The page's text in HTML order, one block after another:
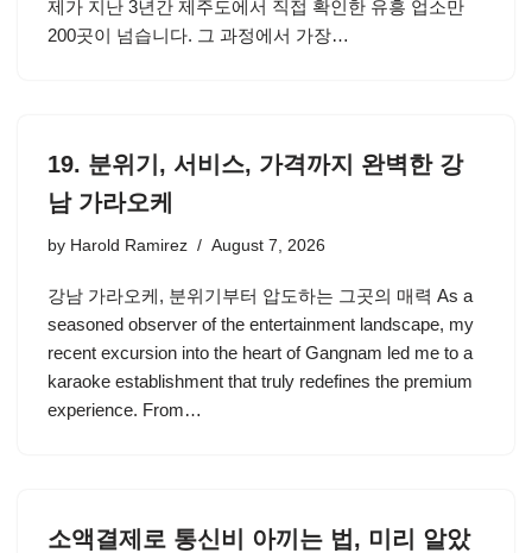
제가 지난 3년간 제주도에서 직접 확인한 유흥 업소만
200곳이 넘습니다. 그 과정에서 가장…
19. 분위기, 서비스, 가격까지 완벽한 강
남 가라오케
by Harold Ramirez August 7, 2026
강남 가라오케, 분위기부터 압도하는 그곳의 매력 As a
seasoned observer of the entertainment landscape, my
recent excursion into the heart of Gangnam led me to a
karaoke establishment that truly redefines the premium
experience. From…
소액결제로 통신비 아끼는 법, 미리 알았